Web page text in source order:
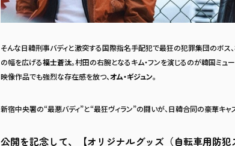
そんな日韓刑事バディと激突する国際指名手配犯で最狂の犯罪集団のボス
の幅を広げる福士蒼汰。村田の右腕となるキム・フンを演じるのが韓国ミュ
映像作品でも強烈な存在感を放つ、オム・ギジュン。
新宿中央署の“最悪バディ”と“最狂ヴィラン”の闘いが、日韓合同の豪華キャ
公開を記念して、【オリジナルグッズ（自転車用防